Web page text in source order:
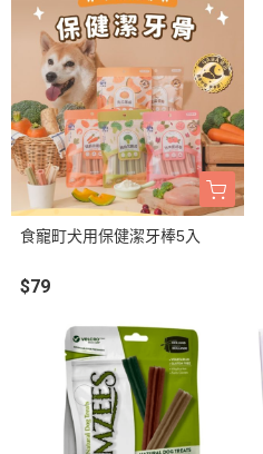
食寵町犬用保健潔牙棒5入
$79